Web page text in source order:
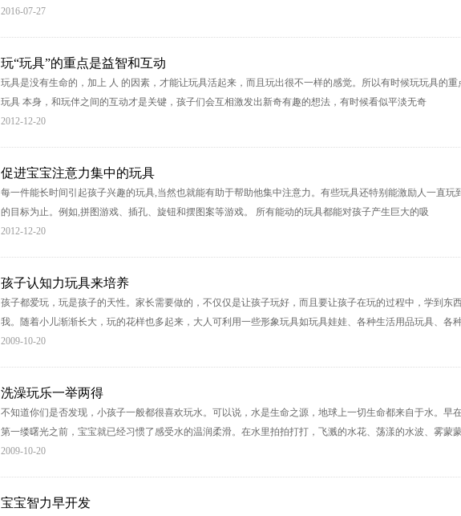
2016-07-27
玩“玩具”的重点是益智和互动
玩具是没有生命的，加上 人 的因素，才能让玩具活起来，而且玩出很不一样的感觉。所以有时候玩玩具的重
玩具 本身，和玩伴之间的互动才是关键，孩子们会互相激发出新奇有趣的想法，有时候看似平淡无奇
2012-12-20
促进宝宝注意力集中的玩具
每一件能长时间引起孩子兴趣的玩具,当然也就能有助于帮助他集中注意力。有些玩具还特别能激励人一直玩
的目标为止。例如,拼图游戏、插孔、旋钮和摆图案等游戏。 所有能动的玩具都能对孩子产生巨大的吸
2012-12-20
孩子认知力玩具来培养
孩子都爱玩，玩是孩子的天性。家长需要做的，不仅仅是让孩子玩好，而且要让孩子在玩的过程中，学到东
我。随着小儿渐渐长大，玩的花样也多起来，大人可利用一些形象玩具如玩具娃娃、各种生活用品玩具、各
2009-10-20
洗澡玩乐一举两得
不知道你们是否发现，小孩子一般都很喜欢玩水。可以说，水是生命之源，地球上一切生命都来自于水。早
第一缕曙光之前，宝宝就已经习惯了感受水的温润柔滑。在水里拍拍打打，飞溅的水花、荡漾的水波、雾蒙
2009-10-20
宝宝智力早开发